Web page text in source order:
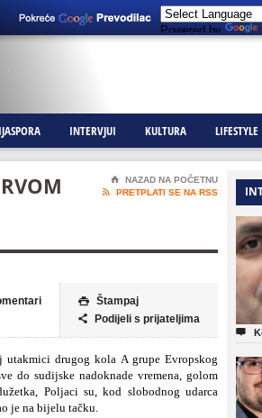
Powered by
INTERVJUI KULTURA LIFESTYLE
⌂
NAZAD NA POČETNU

PRETPLATI SE NA RSS
 Štampaj
 Podijeli s prijateljima
drugog kola A grupe Evropskog
do sudijske nadoknade vremena, golom
Poljaci su, kod slobodnog udarca
je na bijelu tačku.
